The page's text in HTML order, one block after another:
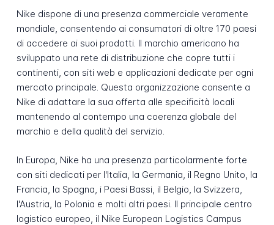
Nike dispone di una presenza commerciale veramente
mondiale, consentendo ai consumatori di oltre 170 paesi
di accedere ai suoi prodotti. Il marchio americano ha
sviluppato una rete di distribuzione che copre tutti i
continenti, con siti web e applicazioni dedicate per ogni
mercato principale. Questa organizzazione consente a
Nike di adattare la sua offerta alle specificità locali
mantenendo al contempo una coerenza globale del
marchio e della qualità del servizio.
In Europa, Nike ha una presenza particolarmente forte
con siti dedicati per l'Italia, la Germania, il Regno Unito, la
Francia, la Spagna, i Paesi Bassi, il Belgio, la Svizzera,
l'Austria, la Polonia e molti altri paesi. Il principale centro
logistico europeo, il Nike European Logistics Campus